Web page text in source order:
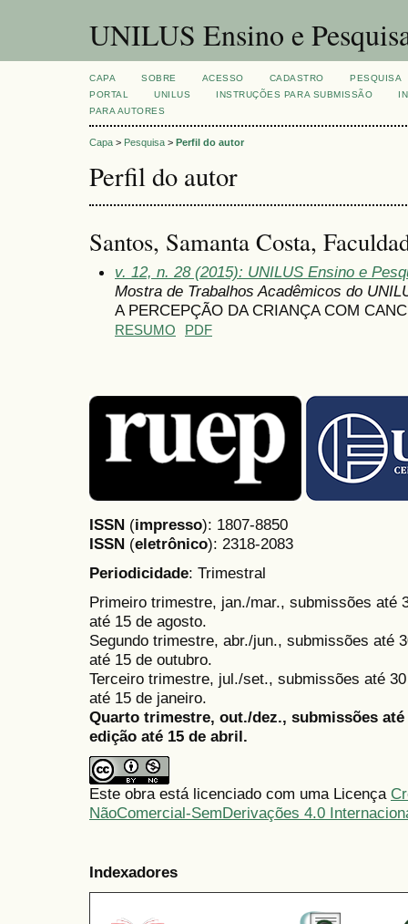
UNILUS Ensino e
CAPA SOBRE ACESSO CADASTRO
PESQUISA
PORTAL
UNILUS INSTRUÇÕES PARA SUBMISSÃO
PARA AUTORES
Capa > Pesquisa > Perfil do autor
Perfil do autor
Santos, Samanta Costa,
v. 12, n. 28 (2015): UNILUS Ensino e
Mostra de Trabalhos Acadêmicos do
A PERCEPÇÃO DA CRIANÇA COM
RESUMO PDF
ISSN (impresso): 1807-8850
ISSN (eletrônico): 2318-2083
Periodicidade: Trimestral
Primeiro trimestre, jan./mar., submissões até
até 15 de agosto.
Segundo trimestre, abr./jun., submissões até
até 15 de outubro.
Terceiro trimestre, jul./set., submissões até
até 15 de janeiro.
Quarto trimestre, out./dez., submissões
edição até 15 de abril.
Este obra está licenciado com uma Licença
NãoComercial-SemDerivações 4.0
Indexadores